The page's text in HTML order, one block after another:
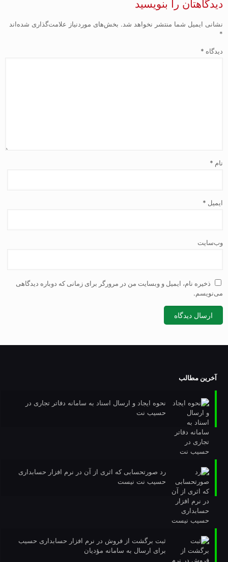
دیدگاهتان را بنویسید
نشانی ایمیل شما منتشر نخواهد شد. بخش‌های موردنیاز علامت‌گذاری شده‌اند
*
دیدگاه *
نام *
ایمیل *
وب‌سایت
ذخیره نام، ایمیل و وبسایت من در مرورگر برای زمانی که دوباره دیدگاهی
می‌نویسم.
آخرین مطالب
نحوه ایجاد و ارسال اسناد به سامانه دفاتر تجاری در
حسیب نت
رد صورتحسابی که اثری از آن در نرم افزار حسابداری
حسیب نت نیست
ثبت برگشت از فروش در نرم افزار حسابداری حسیب
برای ارسال به سامانه مؤدیان